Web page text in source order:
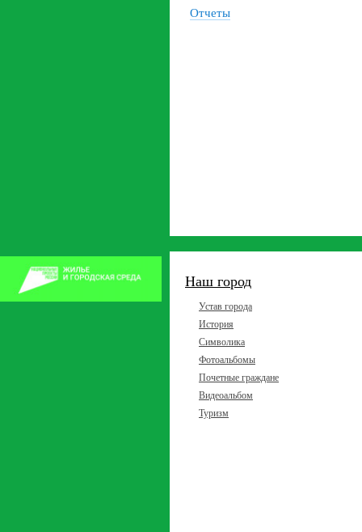
Отчеты
Наш город
Устав города
История
Символика
Фотоальбомы
Почетные граждане
Видеоальбом
Туризм